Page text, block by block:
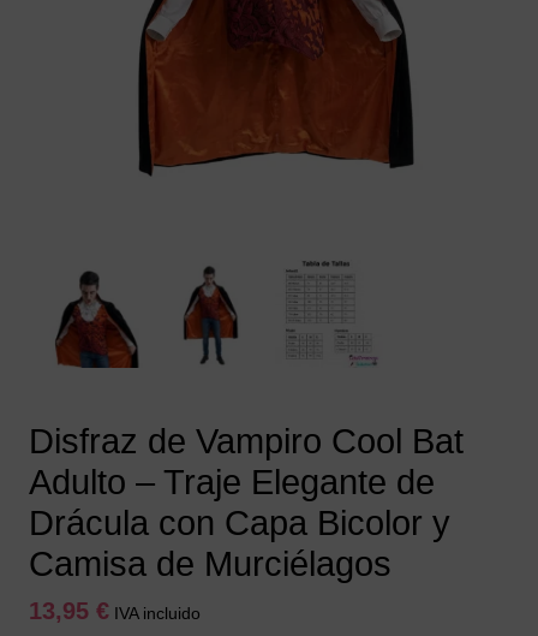
Disfraz de Vampiro Cool Bat
Adulto – Traje Elegante de
Drácula con Capa Bicolor y
Camisa de Murciélagos
13,95 € IVA incluido